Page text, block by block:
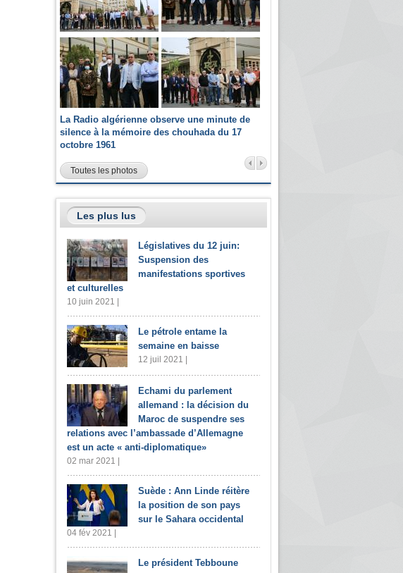
La Radio algérienne observe une minute de
silence à la mémoire des chouhada du 17
octobre 1961
Toutes les photos
Les plus lus
Législatives du 12 juin:
Suspension des
manifestations sportives
et culturelles
10 juin 2021 |
Le pétrole entame la
semaine en baisse
12 juil 2021 |
Echami du parlement
allemand : la décision du
Maroc de suspendre ses
relations avec l’ambassade d’Allemagne
est un acte « anti-diplomatique»
02 mar 2021 |
Suède : Ann Linde réitère
la position de son pays
sur le Sahara occidental
04 fév 2021 |
Le président Tebboune